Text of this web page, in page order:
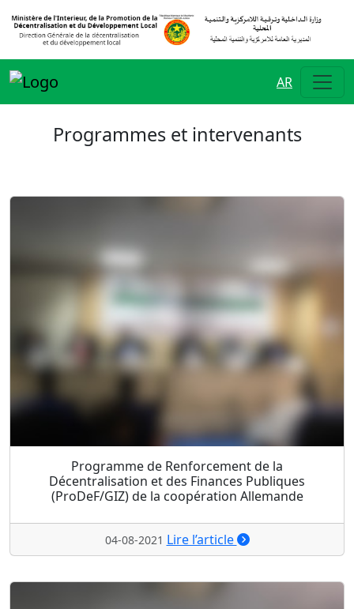
AR
Programmes et intervenants
Programme de Renforcement de la
Décentralisation et des Finances Publiques
(ProDeF/GIZ) de la coopération Allemande
04-08-2021 Lire l’article